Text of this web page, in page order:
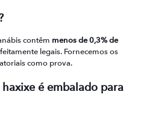
contêm menos de 0,3% de
legais. Fornecemos os
como prova.
é embalado para